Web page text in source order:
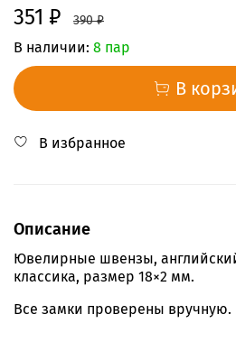
351 ₽ 390 ₽
В наличии: 8 пар
В
В избранное
Описание
Ювелирные швензы,
классика, размер 18×2 мм.
Все замки проверены вручную.